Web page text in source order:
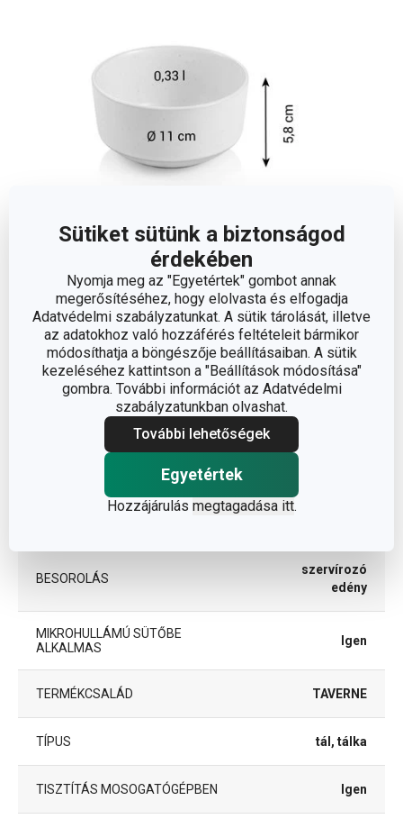
Sütiket sütünk a biztonságod
érdekében
Nyomja meg az "Egyetértek" gombot annak
megerősítéséhez, hogy elolvasta és elfogadja
Adatvédelmi szabályzatunkat. A sütik tárolását, illetve
az adatokhoz való hozzáférés feltételeit bármikor
módosíthatja a böngészője beállításaiban. A sütik
kezeléséhez kattintson a "Beállítások módosítása"
gombra. További információt az Adatvédelmi
szabályzatunkban olvashat.
További lehetőségek
Egyetértek
Hozzájárulás megtagadása itt.
A TERMÉK MAGASSÁGA (CM) 5.8
TÉRFOGAT (L) 0.33
ÁTMÉRŐ (CM)
BESOROLÁS
szervírozó
edény
MIKROHULLÁMÚ SÜTŐBE
ALKALMAS
Igen
TERMÉKCSALÁD TAVERNE
TÍPUS tál, tálka
TISZTÍTÁS MOSOGATÓGÉPBEN Igen